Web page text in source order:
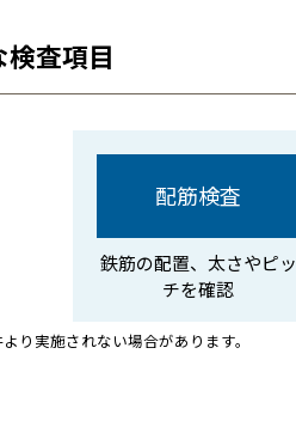
検査項目
配筋検査
鉄筋の配置、太さやピッ
チを確認
り実施されない場合があります。